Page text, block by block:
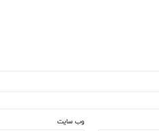
وب‌ سایت